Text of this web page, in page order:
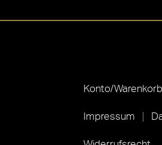
Konto/Warenkorb
Impressum